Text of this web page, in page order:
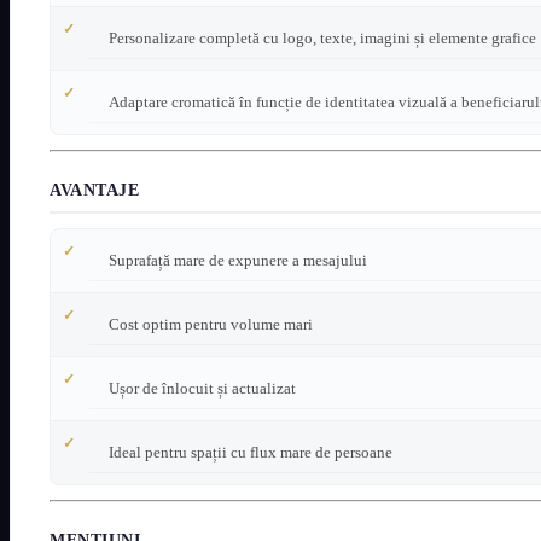
Personalizare completă cu logo, texte, imagini și elemente grafice
Adaptare cromatică în funcție de identitatea vizuală a
AVANTAJE
Suprafață mare de expunere a mesajului
Cost optim pentru volume mari
Ușor de înlocuit și actualizat
Ideal pentru spații cu flux mare de persoane